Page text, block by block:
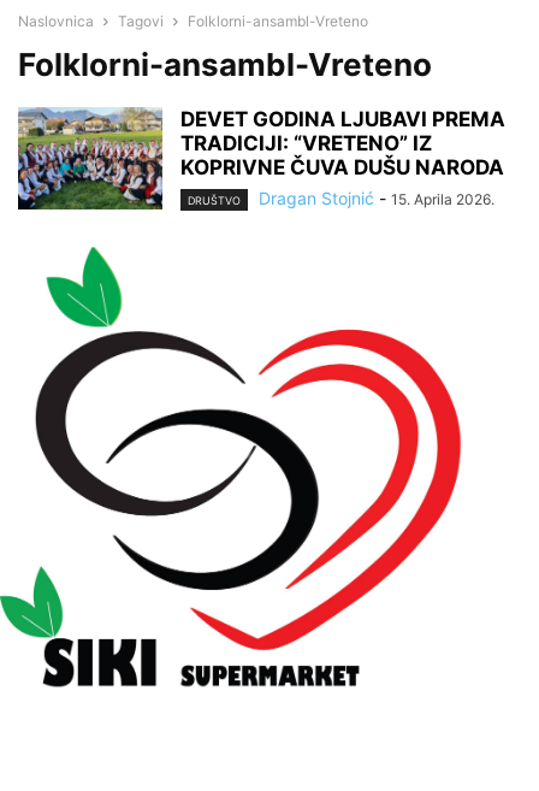
Naslovnica Tagovi Folklorni-ansambl-Vreteno
Folklorni-ansambl-Vreteno
DEVET GODINA LJUBAVI PREMA
TRADICIJI: “VRETENO” IZ
KOPRIVNE ČUVA DUŠU NARODA
DRUŠTVO Dragan Stojnić - 15. Aprila 2026.